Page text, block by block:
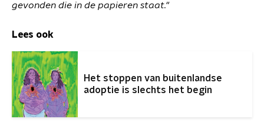
gevonden die in de papieren staat."
Lees ook
Het stoppen van buitenlandse
adoptie is slechts het begin